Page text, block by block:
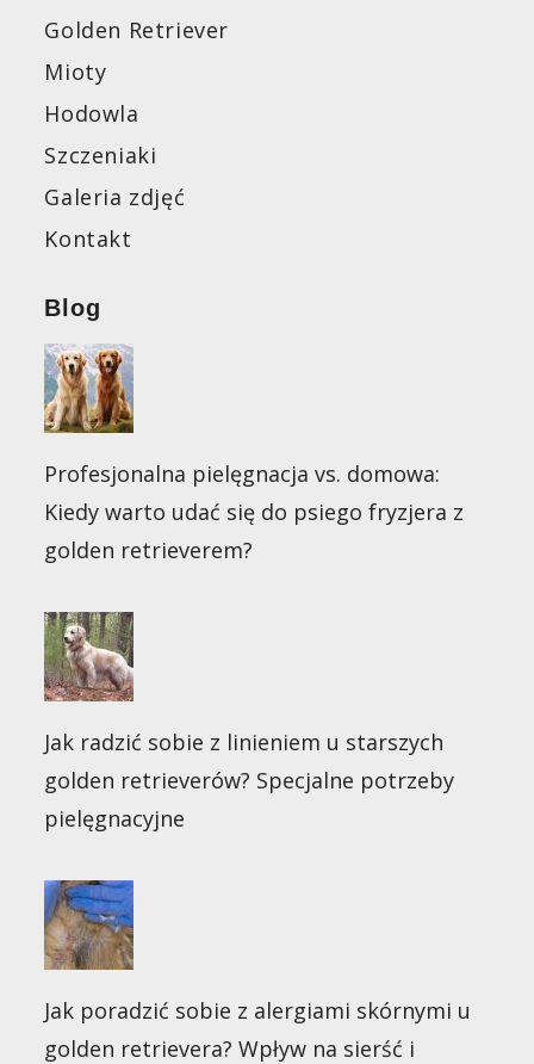
Golden Retriever
Mioty
Hodowla
Szczeniaki
Galeria zdjęć
Kontakt
Blog
Profesjonalna pielęgnacja vs. domowa:
Kiedy warto udać się do psiego fryzjera z
golden retrieverem?
Jak radzić sobie z linieniem u starszych
golden retrieverów? Specjalne potrzeby
pielęgnacyjne
Jak poradzić sobie z alergiami skórnymi u
golden retrievera? Wpływ na sierść i